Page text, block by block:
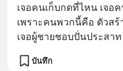
เจอคนเก็บกดที่ไหน เจ
เพราะคนพวกนี้คือ ตัวส
เจอผู้ชายชอบปั่นประสาท
บันทึก